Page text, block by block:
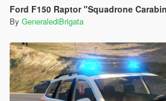
Ford F150 Raptor "Squadrone
By GeneralediBrigata